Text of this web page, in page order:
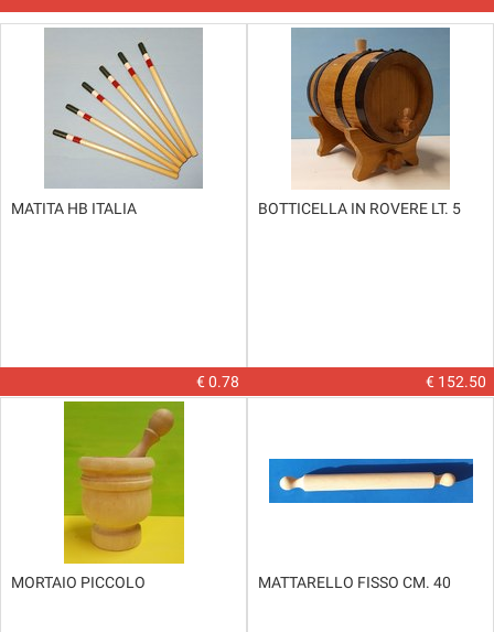
MATITA HB ITALIA
€ 0.78
BOTTICELLA IN ROVERE LT. 5
€ 152.50
MORTAIO PICCOLO MATTARELLO FISSO CM. 40